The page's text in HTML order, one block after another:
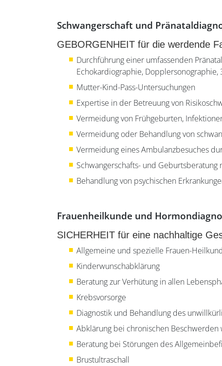
Schwangerschaft und
GEBORGENHEIT für die werdende
Durchführung einer umfassenden
Echokardiographie,
Mutter-Kind-Pass-Untersuchungen
Expertise in der Betreuung von
Vermeidung von Frühgeburten,
Vermeidung oder Behandlung von
Vermeidung eines Ambulanzbesuches
Schwangerschafts- und Geburtsberatung
Behandlung von psychischen
Frauenheilkunde und
SICHERHEIT für eine nachhaltige
Allgemeine und spezielle Frauen-
Kinderwunschabklärung
Beratung zur Verhütung in allen
Krebsvorsorge
Diagnostik und Behandlung des
Abklärung bei chronischen Beschwerden
Beratung bei Störungen des
Brustultraschall